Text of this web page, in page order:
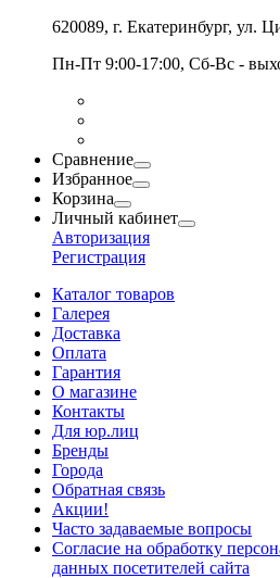
620089, г. Екатеринбург, ул.
Пн-Пт 9:00-17:00, Сб-Вс -
Сравнение
Избранное
Корзина
Личный кабинет
Авторизация
Регистрация
Каталог товаров
Галерея
Доставка
Оплата
Гарантия
О магазине
Контакты
Для юр.лиц
Бренды
Города
Обратная связь
Акции!
Часто задаваемые вопросы
Согласие на обработку
данных посетителей сайта